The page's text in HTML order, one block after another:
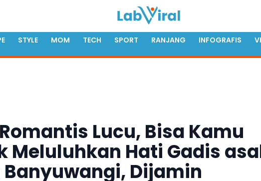
STYLE MOM TECH SPORT RANJANG INFOGRAFIS
Lucu, Bisa Kamu
Meluluhkan Hati Gadis
Dijamin